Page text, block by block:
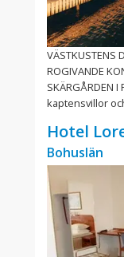
VÄSTKUSTENS
ROGIVANDE
SKÄRGÅRDEN
kaptensvillor
Hotel
Bohuslän